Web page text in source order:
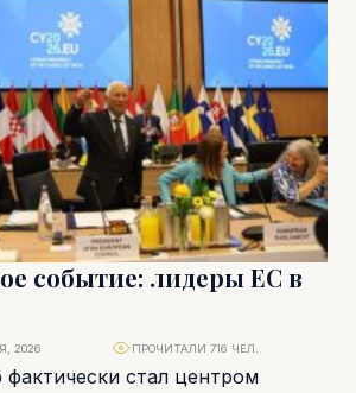
событие: лидеры ЕС в
стал центром
2026 ПРОЧИТАЛИ 716 ЧЕЛ.